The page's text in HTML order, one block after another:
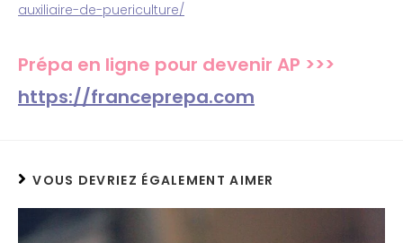
auxiliaire-de-puericulture/
Prépa en ligne pour devenir AP >>>
https://franceprepa.com
VOUS DEVRIEZ ÉGALEMENT AIMER